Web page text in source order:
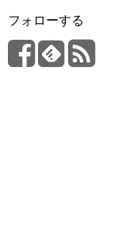
フォローする